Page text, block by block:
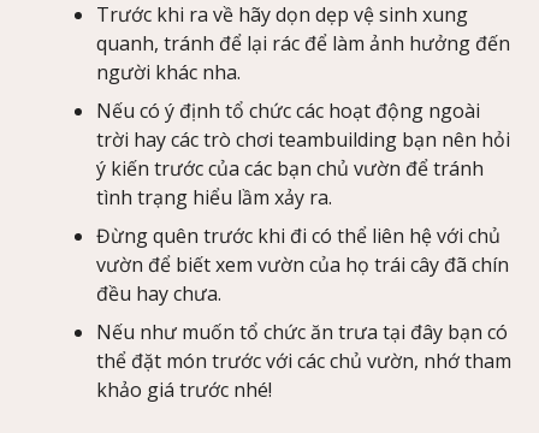
Trước khi ra về hãy dọn dẹp vệ sinh xung
quanh, tránh để lại rác để làm ảnh hưởng đến
người khác nha.
Nếu có ý định tổ chức các hoạt động ngoài
trời hay các trò chơi teambuilding bạn nên hỏi
ý kiến trước của các bạn chủ vườn để tránh
tình trạng hiểu lầm xảy ra.
Đừng quên trước khi đi có thể liên hệ với chủ
vườn để biết xem vườn của họ trái cây đã chín
đều hay chưa.
Nếu như muốn tổ chức ăn trưa tại đây bạn có
thể đặt món trước với các chủ vườn, nhớ tham
khảo giá trước nhé!